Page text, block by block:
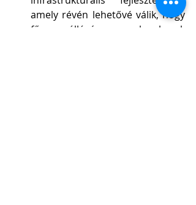
amely révén lehetővé válik, hogy
fő állású szakemberek